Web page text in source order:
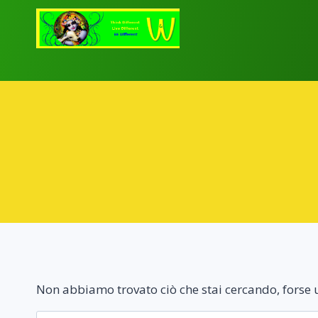
contenuto
Non abbiamo trovato ciò che stai cercando,